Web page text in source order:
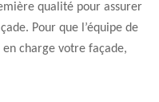
qualité pour assurer
Pour que l’équipe de
en charge votre façade,